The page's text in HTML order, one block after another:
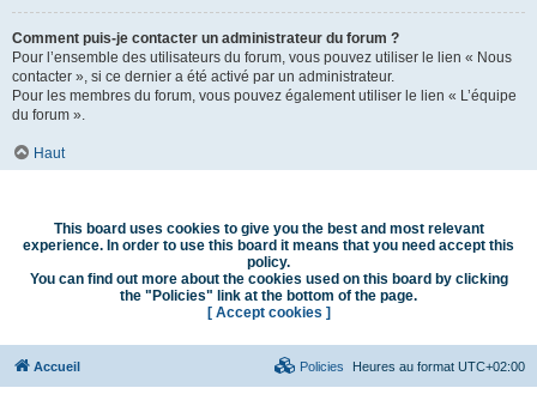
Comment puis-je contacter un administrateur du forum ?
Pour l’ensemble des utilisateurs du forum, vous pouvez utiliser le lien « Nous
contacter », si ce dernier a été activé par un administrateur.
Pour les membres du forum, vous pouvez également utiliser le lien « L’équipe
du forum ».
Haut
This board uses cookies to give you the best and most relevant
experience. In order to use this board it means that you need accept this
policy.
You can find out more about the cookies used on this board by clicking
the "Policies" link at the bottom of the page.
[ Accept cookies ]
Accueil Heures au format UTC+02:00
Policies